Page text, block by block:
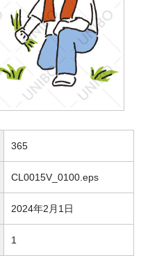
365
CL0015V_0100.eps
2024年2月1日
1